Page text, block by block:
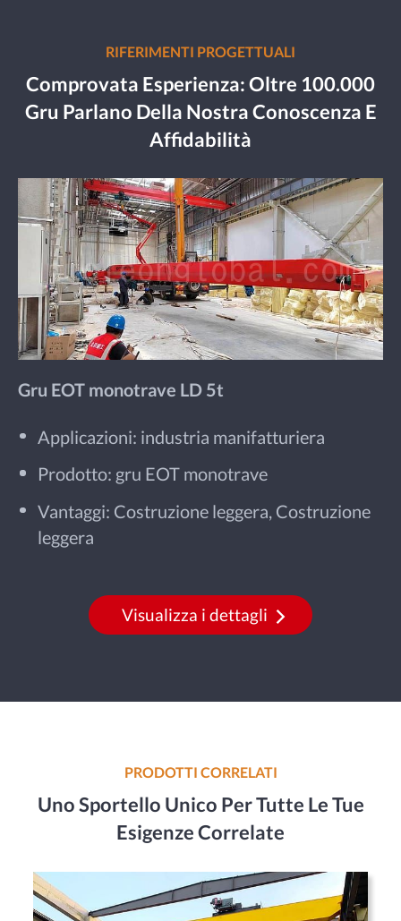
RIFERIMENTI PROGETTUALI
Comprovata Esperienza: Oltre 100.000
Gru Parlano Della Nostra Conoscenza E
Affidabilità
Gru EOT monotrave LD 5t
Applicazioni: industria manifatturiera
Prodotto: gru EOT monotrave
Vantaggi: Costruzione leggera, Costruzione
leggera
Visualizza i dettagli
PRODOTTI CORRELATI
Uno Sportello Unico Per Tutte Le Tue
Esigenze Correlate